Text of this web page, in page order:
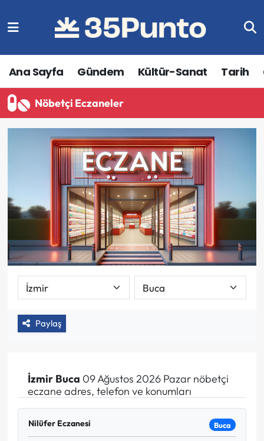
Ana Sayfa Gündem Kültür-Sanat Tarih
Nöbetçi Eczaneler
Paylaş
İzmir Buca 09 Ağustos 2026 Pazar nöbetçi
eczane adres, telefon ve konumları
Nilüfer Eczanesi Buca